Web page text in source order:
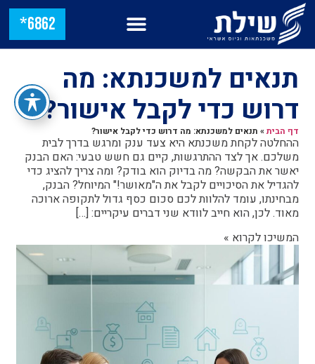
6862*
תנאים למשכנתא: מה
דרוש כדי לקבל אישור?
דף הבית» תנאים למשכנתא: מה דרוש כדי לקבל אישור?
ההחלטה לקחת משכנתא היא צעד ענק ומרגש בדרך לבית
משלכם. אך לצד ההתרגשות, קיים גם חשש טבעי: האם הבנק
יאשר את הבקשה? מה בדיוק הוא בודק? ומה צריך להציג כדי
להגדיל את הסיכויים לקבל את ה"מאושר!" המיוחל? הבנק,
מבחינתו, עומד להלוות לכם סכום כסף גדול לתקופה ארוכה
מאוד. לכן, הוא חייב לוודא שני דברים עיקריים: […]
המשיכו לקרוא »